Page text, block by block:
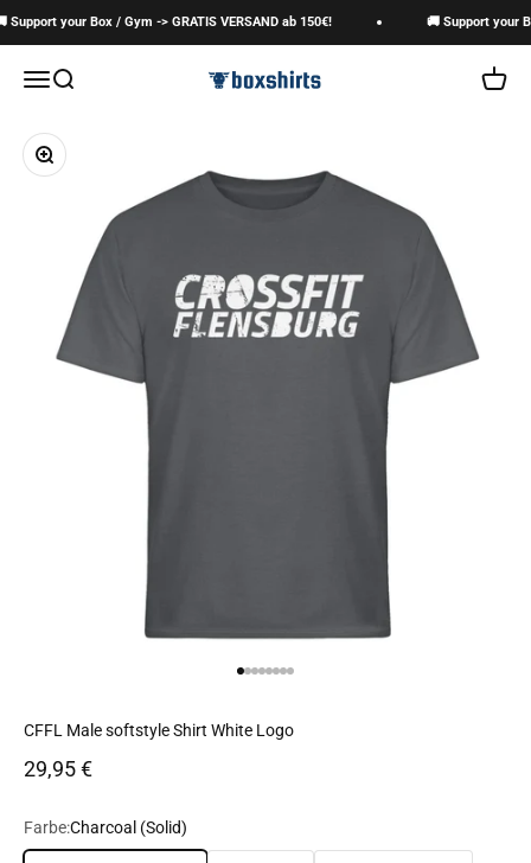
Zum Inhalt springen
your Box / Gym -> GRATIS VERSAND ab 150€! 🚚 Support your
Navigationsmenü öffnen
Suche öffnen boxshirts
Bild vergrößern
CFFL Male softstyle Shirt White Logo
Angebot
29,95 €
Farbe:Charcoal (Solid)